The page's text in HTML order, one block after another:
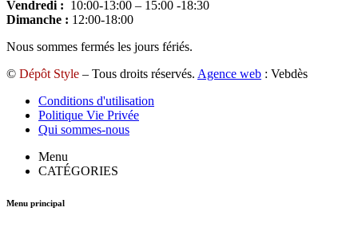
Vendredi : 10:00-13:00 – 15:00 -18:30
Dimanche : 12:00-18:00
Nous sommes fermés les jours fériés.
© Dépôt Style – Tous droits réservés. Agence web : Vebdès
Conditions d'utilisation
Politique Vie Privée
Qui sommes-nous
Menu
CATÉGORIES
Menu principal